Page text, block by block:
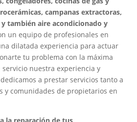
campanas extractoras,
también aire acondicionado y
un equipo de profesionales en
dilatada experiencia para actuar
tu problema con la máxima
servicio nuestra experiencia y
a prestar servicios tanto a
y comunidades de propietarios en